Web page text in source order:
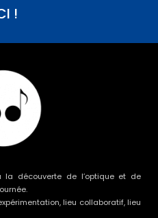
!
découverte de l’optique et de
lieu collaboratif, lieu